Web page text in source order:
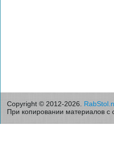
Copyright © 2012-2026.
При копировании материалов с